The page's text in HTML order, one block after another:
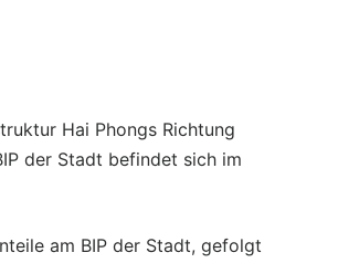
Hai Phongs Richtung
der Stadt befindet sich im
am BIP der Stadt, gefolgt